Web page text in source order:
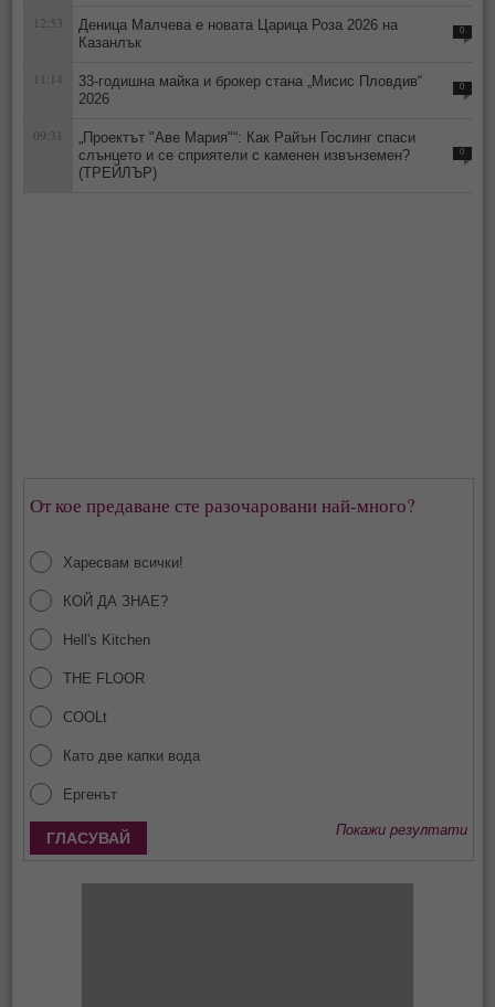
12:53
Деница Малчева е новата Царица Роза 2026 на
Казанлък
0
11:14
33-годишна майка и брокер стана „Мисис Пловдив“
2026
0
09:31
„Проектът "Аве Мария"“: Как Райън Гослинг спаси
слънцето и се сприятели с каменен извънземен?
(ТРЕЙЛЪР)
0
От кое предаване сте разочаровани най-много?
Харесвам всички!
КОЙ ДА ЗНАЕ?
Hell's Kitchen
THE FLOOR
COOLt
Като две капки вода
Ергенът
Покажи резултати